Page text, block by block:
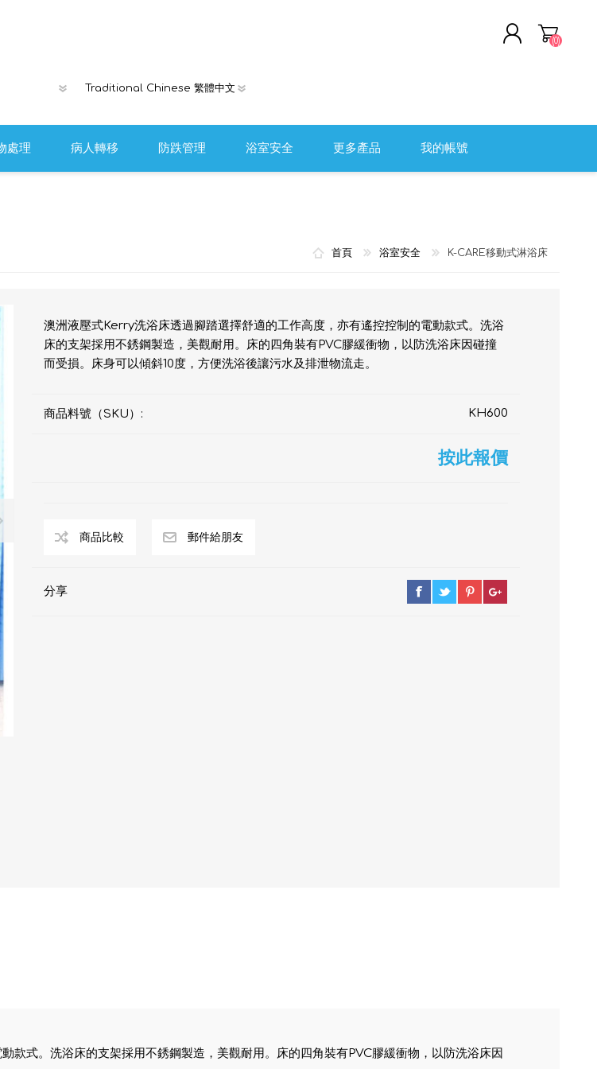
(0)
處理 病人轉移 防跌管理 浴室安全 更多產品
醫院用傢具
傷口護理及評估
我的帳號
首頁 浴室安全 K-CARE移動式淋浴床
澳洲液壓式Kerry洗浴床透過腳踏選擇舒適的工作高度，亦有遙控控制的電動款式。洗浴
床的支架採用不銹鋼製造，美觀耐用。床的四角裝有PVC膠緩衝物，以防洗浴床因碰撞
而受損。床身可以傾斜10度，方便洗浴後讓污水及排泄物流走。
商品料號（SKU）: KH600
按此報價
分享
款式。洗浴床的支架採用不銹鋼製造，美觀耐用。床的四角裝有PVC膠緩衝物，以防洗浴床因